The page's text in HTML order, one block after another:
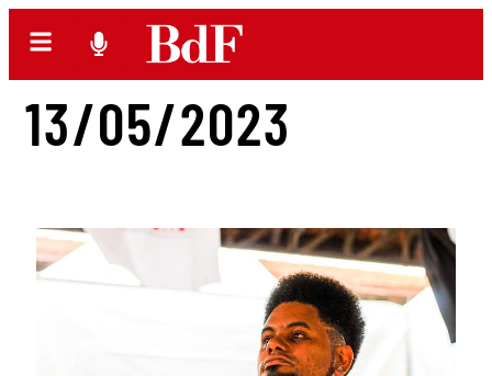
13/05/2023